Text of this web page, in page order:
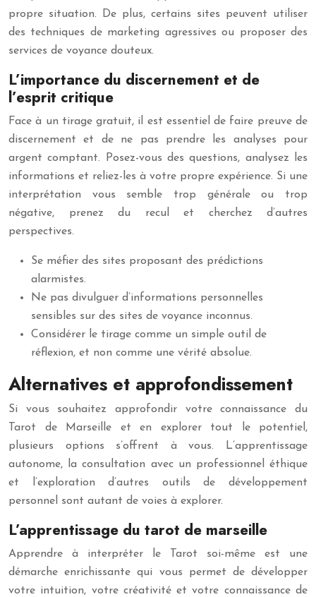
propre situation. De plus, certains sites peuvent utiliser
des techniques de marketing agressives ou proposer des
services de voyance douteux.
L’importance du discernement et de
l’esprit critique
Face à un tirage gratuit, il est essentiel de faire preuve de
discernement et de ne pas prendre les analyses pour
argent comptant. Posez-vous des questions, analysez les
informations et reliez-les à votre propre expérience. Si une
interprétation vous semble trop générale ou trop
négative, prenez du recul et cherchez d’autres
perspectives.
Se méfier des sites proposant des prédictions
alarmistes.
Ne pas divulguer d’informations personnelles
sensibles sur des sites de voyance inconnus.
Considérer le tirage comme un simple outil de
réflexion, et non comme une vérité absolue.
Alternatives et approfondissement
Si vous souhaitez approfondir votre connaissance du
Tarot de Marseille et en explorer tout le potentiel,
plusieurs options s’offrent à vous. L’apprentissage
autonome, la consultation avec un professionnel éthique
et l’exploration d’autres outils de développement
personnel sont autant de voies à explorer.
L’apprentissage du tarot de marseille
Apprendre à interpréter le Tarot soi-même est une
démarche enrichissante qui vous permet de développer
votre intuition, votre créativité et votre connaissance de